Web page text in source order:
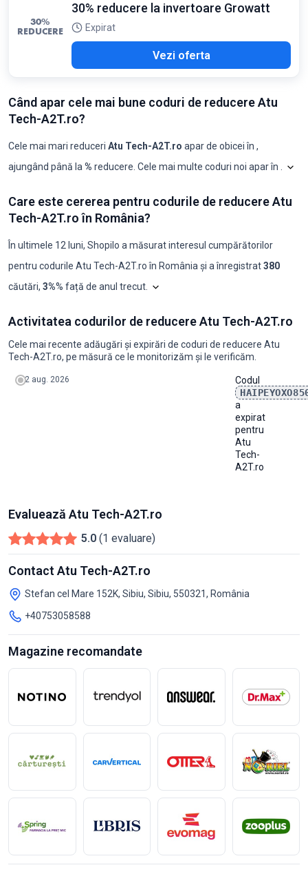
30%
REDUCERE
30% reducere la invertoare Growatt
Expirat
Vezi oferta
Când apar cele mai bune coduri de reducere Atu
Tech-A2T.ro?
Cele mai mari reduceri Atu Tech-A2T.ro apar de obicei în ,
ajungând până la % reducere. Cele mai multe coduri noi apar în
Luna
Coduri noiReducere maximăReducere minimăCoduri ≥50%
2025-080 -
2025-100 - - 0
2025-120 - - 0
2026-010 -
2026-020 -
2026-040 - - 0
2026-060 - - 0
2026-070 - - 0
Care este cererea pentru codurile de reducere Atu
Tech-A2T.ro în România?
În ultimele 12 luni, Shopilo a măsurat interesul cumpărătorilor
pentru codurile Atu Tech-A2T.roîn România și a înregistrat380
căutări, 3%% față de anul trecut
an
ian. feb. mar. apr. mai iun. iul. aug. sept. oct.
nov.
2024
0 40 20 20 20 40 30
2025 40 40 30 40 30 20 30 30 20 30
2026 40 30 40 40 30 20 30 30 20
Activitatea codurilor de reducere Atu Tech-A2T.ro
Cele mai recente adăugări și expirări de coduri de reducere Atu
Tech-A2T.ro, pe măsură ce le monitorizăm și le verificăm.
2 aug. 2026
Codul
a
expirat
pentru
Atu
Tech-
A2T.ro
Evaluează Atu Tech-A2T.ro
5.0 (1 evaluare)
Contact Atu Tech-A2T.ro
Stefan cel Mare 152K, Sibiu, Sibiu, 550321, România
+40753058588
Magazine recomandate